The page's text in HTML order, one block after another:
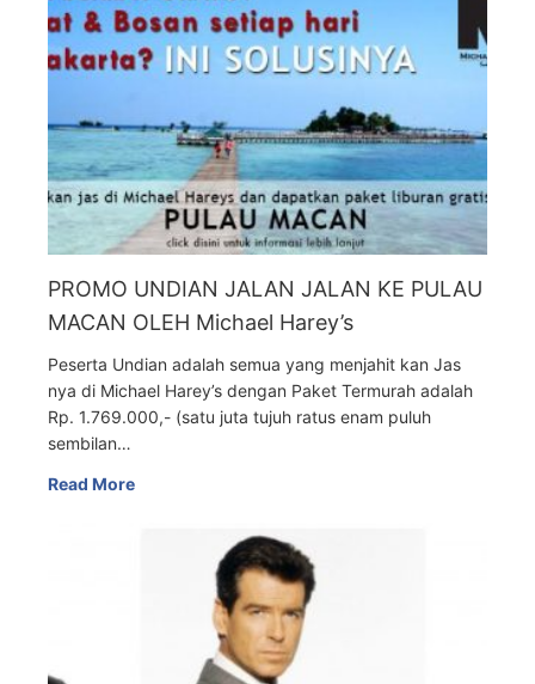
PROMO UNDIAN JALAN JALAN KE PULAU
MACAN OLEH Michael Harey’s
Peserta Undian adalah semua yang menjahit kan Jas
nya di Michael Harey’s dengan Paket Termurah adalah
Rp. 1.769.000,- (satu juta tujuh ratus enam puluh
sembilan…
Read More